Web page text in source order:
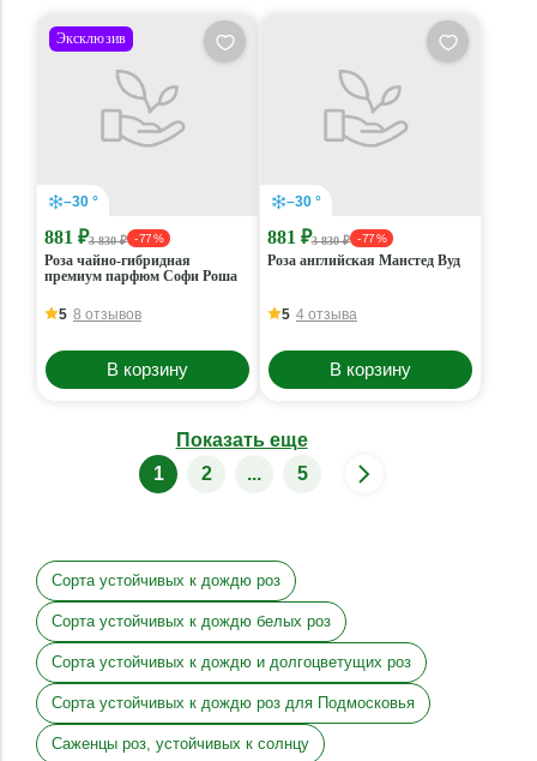
Эксклюзив
–30 °
881 ₽3 830 ₽ - 77 %
Роза чайно-гибридная
премиум парфюм Софи Роша
5 8 отзывов
В корзину
–30 °
881 ₽3 830 ₽ - 77 %
Роза английская Манстед Вуд
5 4 отзыва
В корзину
Показать еще
1
2 ... 5
Сорта устойчивых к дождю роз
Сорта устойчивых к дождю белых роз
Сорта устойчивых к дождю и долгоцветущих роз
Сорта устойчивых к дождю роз для Подмосковья
Саженцы роз, устойчивых к солнцу